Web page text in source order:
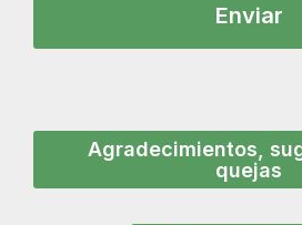
Enviar
Agradecimientos,
quejas